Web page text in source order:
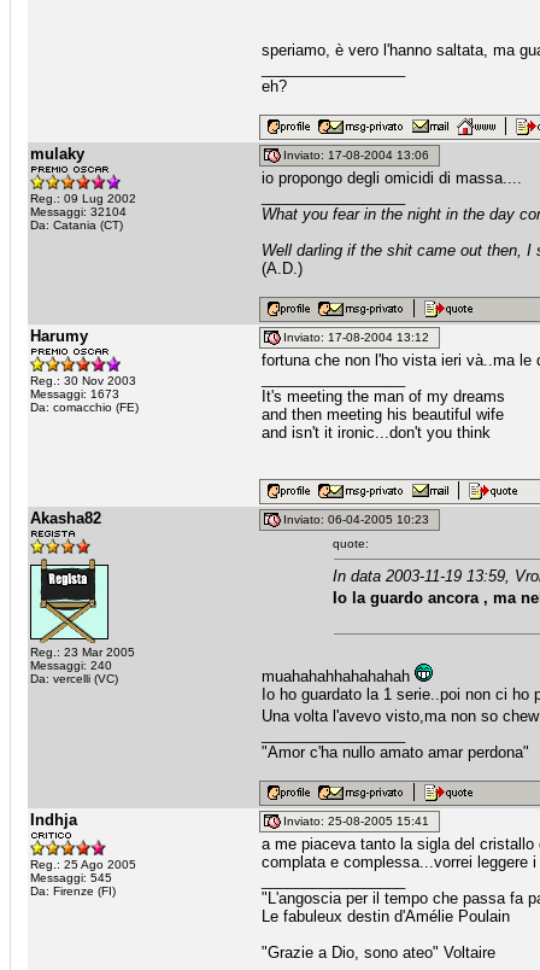
speriamo, è vero l'hanno saltata, ma
eh?
mulaky
Reg.: 09 Lug 2002
Messaggi: 32104
Da: Catania (CT)
Inviato: 17-08-2004 13:06
io propongo degli omicidi di massa....
What you fear in the night in the day
Well darling if the shit came out then, I
(A.D.)
Harumy
Reg.: 30 Nov 2003
Messaggi: 1673
Da: comacchio (FE)
Inviato: 17-08-2004 13:12
fortuna che non l'ho vista ieri và..ma
It's meeting the man of my dreams
and then meeting his beautiful wife
and isn't it ironic...don't you think
Akasha82
Reg.: 23 Mar 2005
Messaggi: 240
Da: vercelli (VC)
Inviato: 06-04-2005 10:23
quote:
In data 2003-11-19 13:59,
Io la guardo ancora , ma
muahahahhahahahah
Io ho guardato la 1 serie..poi non ci
Una volta l'avevo visto,ma non so
"Amor c'ha nullo amato amar perdona"
Indhja
Reg.: 25 Ago 2005
Messaggi: 545
Da: Firenze (FI)
Inviato: 25-08-2005 15:41
a me piaceva tanto la sigla del
complata e complessa...vorrei leggere
"L'angoscia per il tempo che passa fa
Le fabuleux destin d'Amélie Poulain
"Grazie a Dio, sono ateo" Voltaire